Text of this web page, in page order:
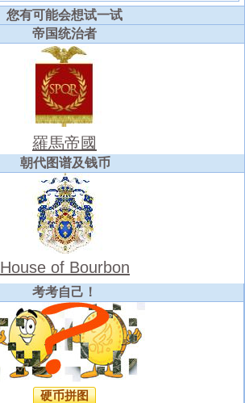
您有可能会想试一试
帝国统治者
羅馬帝國
朝代图谱及钱币
House of Bourbon
考考自己！
硬币拼图